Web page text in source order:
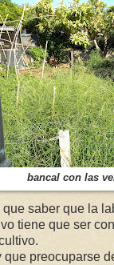
bancal con las
saber que la
tiene que ser
preocuparse